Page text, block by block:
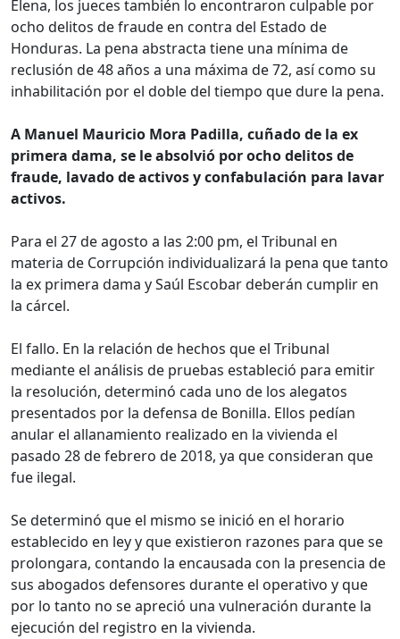
Elena, los jueces también lo encontraron culpable por
ocho delitos de fraude en contra del Estado de
Honduras. La pena abstracta tiene una mínima de
reclusión de 48 años a una máxima de 72, así como su
inhabilitación por el doble del tiempo que dure la pena.
A Manuel Mauricio Mora Padilla, cuñado de la ex
primera dama, se le absolvió por ocho delitos de
fraude, lavado de activos y confabulación para lavar
activos.
Para el 27 de agosto a las 2:00 pm, el Tribunal en
materia de Corrupción individualizará la pena que tanto
la ex primera dama y Saúl Escobar deberán cumplir en
la cárcel.
El fallo. En la relación de hechos que el Tribunal
mediante el análisis de pruebas estableció para emitir
la resolución, determinó cada uno de los alegatos
presentados por la defensa de Bonilla. Ellos pedían
anular el allanamiento realizado en la vivienda el
pasado 28 de febrero de 2018, ya que consideran que
fue ilegal.
Se determinó que el mismo se inició en el horario
establecido en ley y que existieron razones para que se
prolongara, contando la encausada con la presencia de
sus abogados defensores durante el operativo y que
por lo tanto no se apreció una vulneración durante la
ejecución del registro en la vivienda.